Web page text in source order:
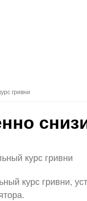
гривни
курс гривни
курс гривни,